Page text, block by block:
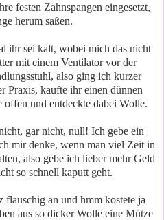
festen Zahnspangen eingesetzt,
herum saßen.
ihr sei kalt, wobei mich das nicht
mit einem Ventilator vor der
also ging ich kurzer
Praxis, kaufte ihr einen dünnen
und entdeckte dabei Wolle.
gar nicht, null! Ich gebe ein
mir denke, wenn man viel Zeit in
also gebe ich lieber mehr Geld
so schnell kaputt geht.
an und hmm kostete ja
aus so dicker Wolle eine Mütze